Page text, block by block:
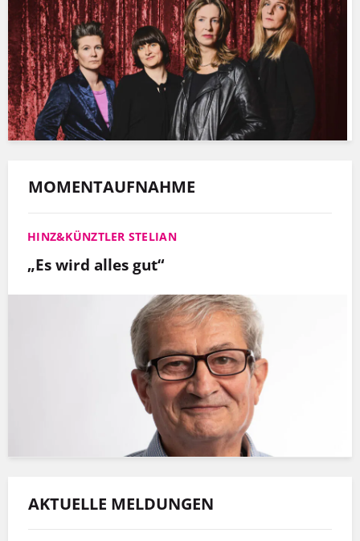
MOMENTAUFNAHME
HINZ&KÜNZTLER STELIAN
„Es wird alles gut“
AKTUELLE MELDUNGEN